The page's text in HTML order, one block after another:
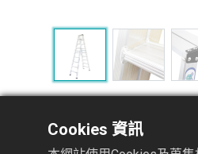
Cookies 資訊